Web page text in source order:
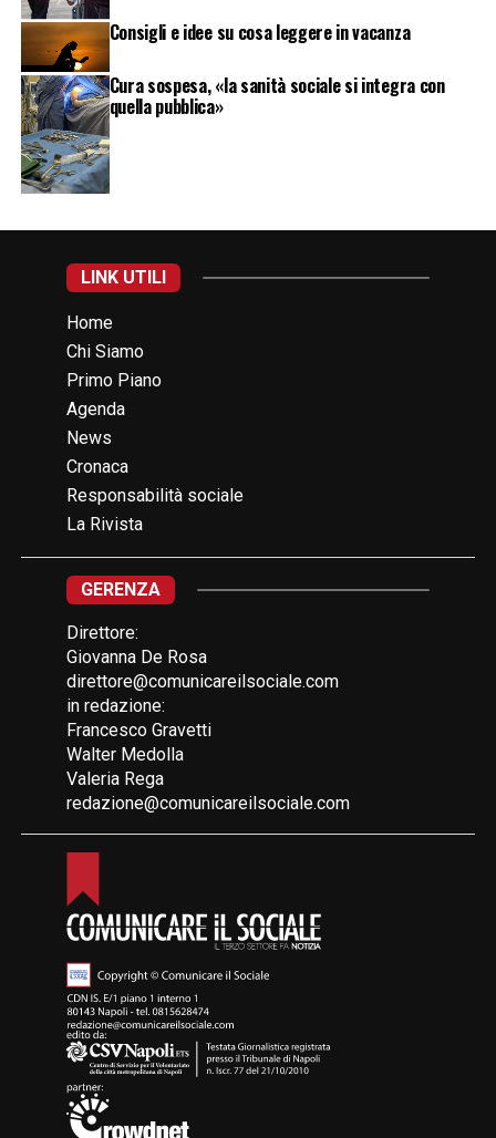
Consigli e idee su cosa leggere in vacanza
Cura sospesa, «la sanità sociale si integra con
quella pubblica»
LINK UTILI
Home
Chi Siamo
Primo Piano
Agenda
News
Cronaca
Responsabilità sociale
La Rivista
GERENZA
Direttore:
Giovanna De Rosa
direttore@comunicareilsociale.com
in redazione:
Francesco Gravetti
Walter Medolla
Valeria Rega
redazione@comunicareilsociale.com